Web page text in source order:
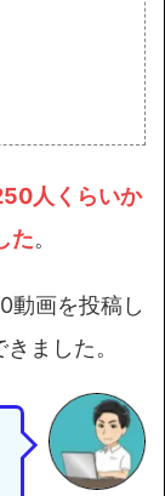
人くらいか
た。
動画を投稿し
ました。